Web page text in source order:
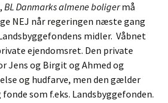
BL Danmarks almene boligermå
NEJ når regeringen næste gang
midler. Våbnet
ejendomsret. Den private
Jens og Birgit og Ahmed og
og hudfarve, men den gælder
som f.eks. Landsbyggefonden.